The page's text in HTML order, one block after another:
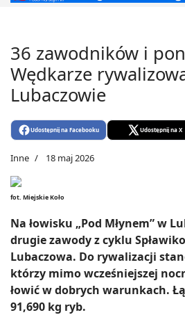
36 zawodników i
Wędkarze
Lubaczowie
Udostępnij na Facebooku Udostępnij na X
Inne 18 maj 2026
fot. Miejskie Koło
Na łowisku „Pod Młynem” w
drugie zawody z cyklu
Lubaczowa. Do rywalizacji
którzy mimo wcześniejszej
łowić w dobrych warunkach.
91,690 kg ryb.